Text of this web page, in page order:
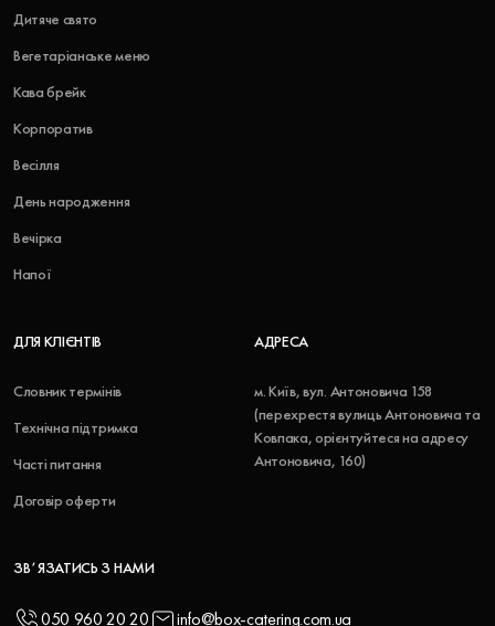
Дитяче свято
Вегетаріанське меню
Кава брейк
Корпоратив
Весілля
День народження
Вечірка
Напої
ДЛЯ КЛІЄНТІВ
Словник термінів
Технічна підтримка
Часті питання
Договір оферти
АДРЕСА
м. Київ, вул. Антоновича 158
(перехрестя вулиць Антоновича та
Ковпака, орієнтуйтеся на адресу
Антоновича, 160)
ЗВʼЯЗАТИСЬ З НАМИ
050 960 20 20 info@box-catering.com.ua